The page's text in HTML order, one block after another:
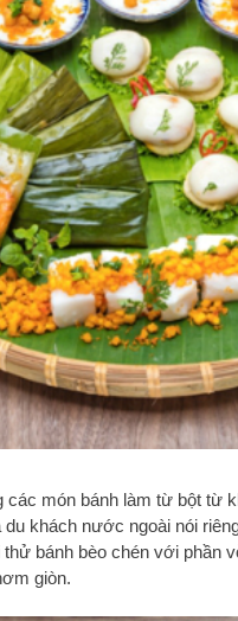
các món bánh làm từ bột từ
khách nước ngoài nói
bánh bèo chén với phần
giòn.